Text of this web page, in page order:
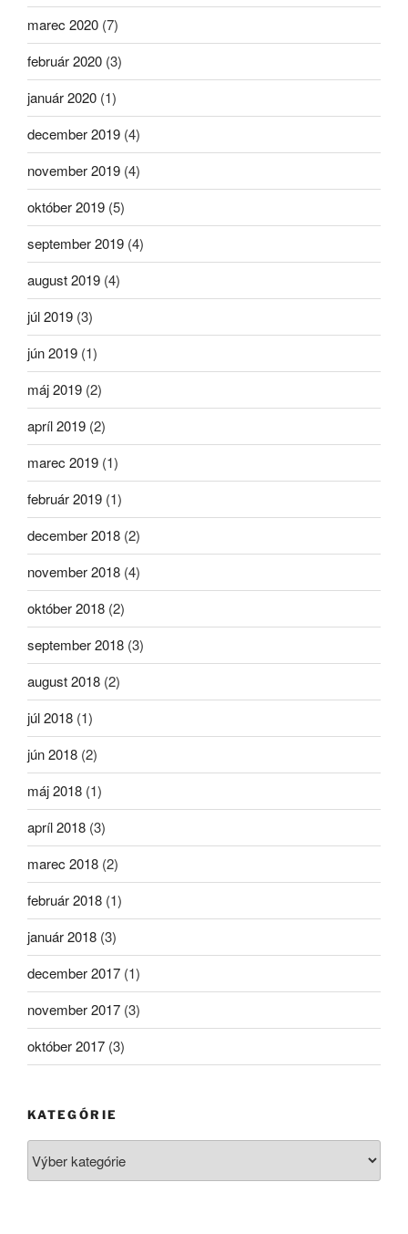
marec 2020 (7)
február 2020 (3)
január 2020 (1)
december 2019 (4)
november 2019 (4)
október 2019 (5)
september 2019 (4)
august 2019 (4)
júl 2019 (3)
jún 2019 (1)
máj 2019 (2)
apríl 2019 (2)
marec 2019 (1)
február 2019 (1)
december 2018 (2)
november 2018 (4)
október 2018 (2)
september 2018 (3)
august 2018 (2)
júl 2018 (1)
jún 2018 (2)
máj 2018 (1)
apríl 2018 (3)
marec 2018 (2)
február 2018 (1)
január 2018 (3)
december 2017 (1)
november 2017 (3)
október 2017 (3)
KATEGÓRIE